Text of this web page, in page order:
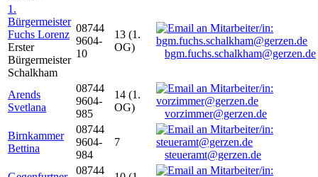
1.
Bürgermeister
Fuchs Lorenz
Erster
Bürgermeister
Schalkham
08744
9604-
10
13 (1.
OG)
bgm.fuchs.schalkham@gerzen.de
Arends
Svetlana
08744
9604-
985
14 (1.
OG)
vorzimmer@gerzen.de
Birnkammer
Bettina
08744
9604-
984
7
steueramt@gerzen.de
08744